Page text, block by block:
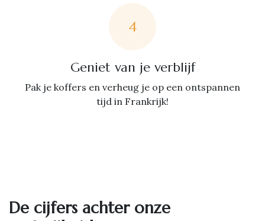
4
Geniet van je verblijf
Pak je koffers en verheug je op een ontspannen
tijd in Frankrijk!
De cijfers achter onze